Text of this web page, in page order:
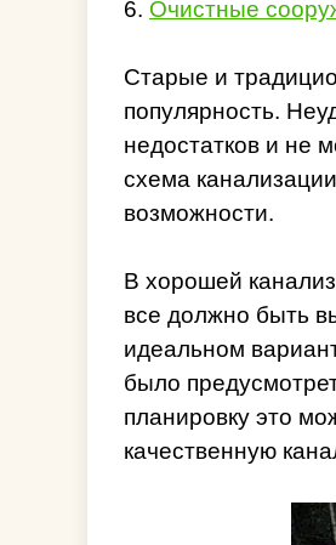
6. Очистные
Старые и
популярность.
недостатков и не
схема
возможности.
В хорошей
все должно быть
идеальном
было
планировку это
качественную